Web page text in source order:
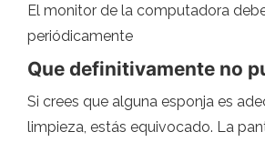
El monitor de la computadora
periódicamente
Que definitivamente no
Si crees que alguna esponja es
limpieza, estás equivocado. La